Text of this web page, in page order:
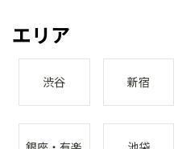
エリア
渋谷 新宿